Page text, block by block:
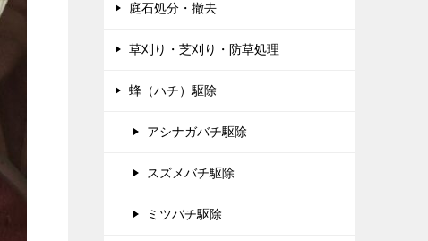
庭石処分・撤去
草刈り・芝刈り・防草処理
蜂（ハチ）駆除
アシナガバチ駆除
スズメバチ駆除
ミツバチ駆除